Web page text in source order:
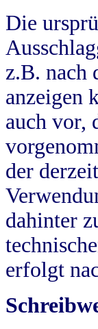
Die
z.B. nach
anzeigen
auch vor,
der
dahinter
erfolgt